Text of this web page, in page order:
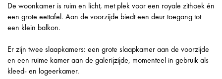
De woonkamer is ruim en licht, met plek voor een royale zithoek én
een grote eettafel. Aan de voorzijde biedt een deur toegang tot
een klein balkon.
Er zijn twee slaapkamers: een grote slaapkamer aan de voorzijde
en een ruime kamer aan de galerijzijde, momenteel in gebruik als
kleed- en logeerkamer.